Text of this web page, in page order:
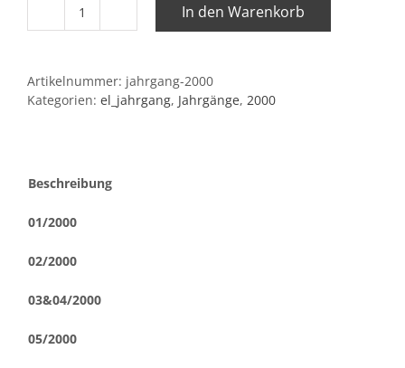
Jahrgang
In den Warenkorb
Artikelnummer: jahrgang-2000
Kategorien: el_jahrgang, Jahrgänge, 2000
Beschreibung
01/2000
02/2000
03&04/2000
05/2000